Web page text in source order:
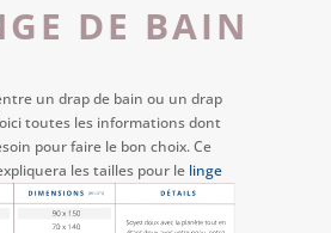
DE BAIN
un drap de bain ou un drap
toutes les informations dont
pour faire le bon choix. Ce
les tailles pour le linge
de bain .